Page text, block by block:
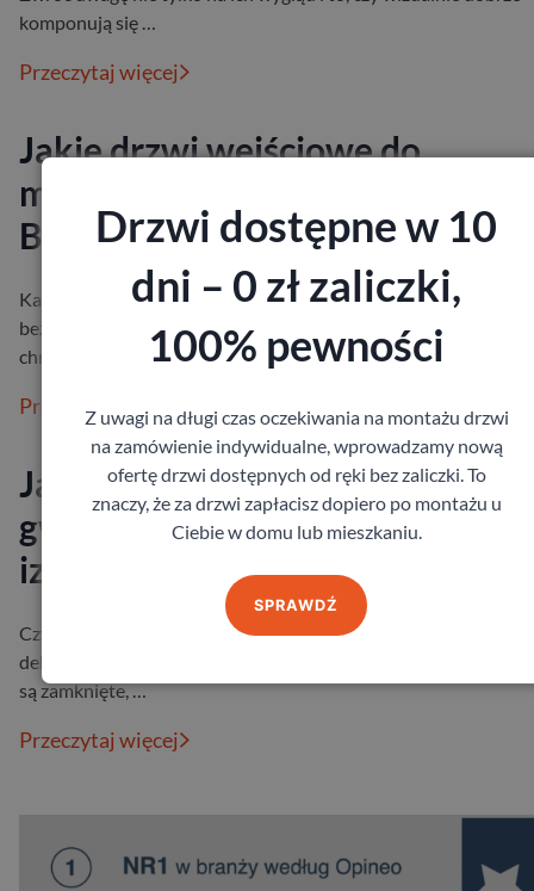
komponują się …
Przeczytaj więcej
Jakie drzwi wejściowe do
mieszkania wybrać?
Bezpieczeństwo i izolacja
Każdy z nas chce czuć się we własnym mieszkaniu spokojnie i
bezpiecznie. Drzwi wejściowe odgrywają w tym ogromną rolę –
chronią przed hałase…
Przeczytaj więcej
Jaka grubość drzwi
gwarantuje bezpieczeństwo i
izolację?
Czy zdarzyło Ci się kiedyś poczuć, że od drzwi zewnętrznych
delikatnie ciągnie chłodem? Albo zauważyć, że mimo tego, że
są zamknięte, …
Przeczytaj więcej
Drzwi dostępne w 10
dni – 0 zł zaliczki,
100% pewności
Z uwagi na długi czas oczekiwania na montażu drzwi
na zamówienie indywidualne, wprowadzamy nową
ofertę drzwi dostępnych od ręki bez zaliczki. To
znaczy, że za drzwi zapłacisz dopiero po montażu u
Ciebie w domu lub mieszkaniu.
SPRAWDŹ